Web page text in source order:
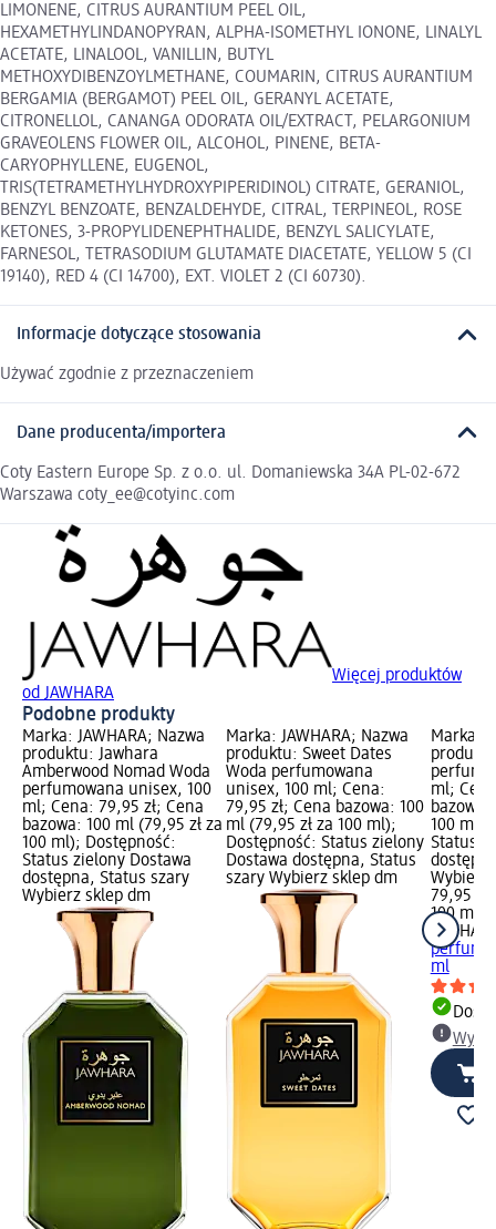
LIMONENE, CITRUS AURANTIUM PEEL OIL,
HEXAMETHYLINDANOPYRAN, ALPHA-ISOMETHYL IONONE, LINALYL
ACETATE, LINALOOL, VANILLIN, BUTYL
METHOXYDIBENZOYLMETHANE, COUMARIN, CITRUS AURANTIUM
BERGAMIA (BERGAMOT) PEEL OIL, GERANYL ACETATE,
CITRONELLOL, CANANGA ODORATA OIL/EXTRACT, PELARGONIUM
GRAVEOLENS FLOWER OIL, ALCOHOL, PINENE, BETA-
CARYOPHYLLENE, EUGENOL,
TRIS(TETRAMETHYLHYDROXYPIPERIDINOL) CITRATE, GERANIOL,
BENZYL BENZOATE, BENZALDEHYDE, CITRAL, TERPINEOL, ROSE
KETONES, 3-PROPYLIDENEPHTHALIDE, BENZYL SALICYLATE,
FARNESOL, TETRASODIUM GLUTAMATE DIACETATE, YELLOW 5 (CI
19140), RED 4 (CI 14700), EXT. VIOLET 2 (CI 60730).
Informacje dotyczące stosowania
Używać zgodnie z przeznaczeniem
Dane producenta/importera
Coty Eastern Europe Sp. z o.o. ul. Domaniewska 34A PL-02-672
Warszawa coty_ee@cotyinc.com
Więcej produktów
od JAWHARA
Podobne produkty
Marka: JAWHARA; Nazwa
produktu: Jawhara
Amberwood Nomad Woda
perfumowana unisex, 100
ml; Cena: 79,95 zł; Cena
bazowa: 100 ml (79,95 zł za
100 ml); Dostępność:
Status zielony Dostawa
dostępna, Status szary
Wybierz sklep dm
Marka: JAWHARA; Nazwa
produktu: Sweet Dates
Woda perfumowana
unisex, 100 ml; Cena:
79,95 zł; Cena bazowa: 100
ml (79,95 zł za 100 ml);
Dostępność: Status zielony
Dostawa dostępna, Status
szary Wybierz sklep dm
Marka:
ml;
bazowa:
100 ml);
Status
Wybierz
79,95 zł
100 ml
ml